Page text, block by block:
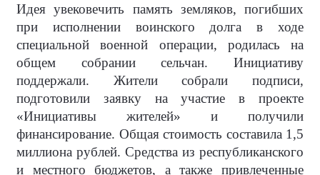
Идея увековечить память земляков, погибших
при исполнении воинского долга в ходе
специальной военной операции, родилась на
общем собрании сельчан. Инициативу
поддержали. Жители собрали подписи,
подготовили заявку на участие в проекте
«Инициативы жителей» и получили
финансирование. Общая стоимость составила 1,5
миллиона рублей. Средства из республиканского
и местного бюджетов, а также привлеченные